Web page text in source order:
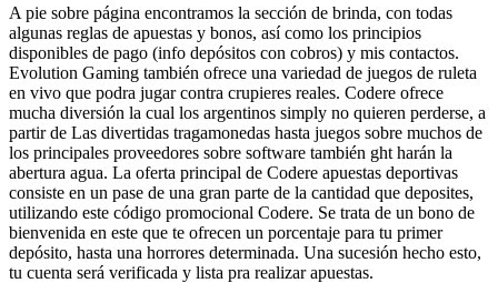
A pie sobre página encontramos la sección de brinda, con todas
algunas reglas de apuestas y bonos, así como los principios
disponibles de pago (info depósitos con cobros) y mis contactos.
Evolution Gaming también ofrece una variedad de juegos de ruleta
en vivo que podra jugar contra crupieres reales. Codere ofrece
mucha diversión la cual los argentinos simply no quieren perderse, a
partir de Las divertidas tragamonedas hasta juegos sobre muchos de
los principales proveedores sobre software también ght harán la
abertura agua. La oferta principal de Codere apuestas deportivas
consiste en un pase de una gran parte de la cantidad que deposites,
utilizando este código promocional Codere. Se trata de un bono de
bienvenida en este que te ofrecen un porcentaje para tu primer
depósito, hasta una horrores determinada. Una sucesión hecho esto,
tu cuenta será verificada y lista pra realizar apuestas.